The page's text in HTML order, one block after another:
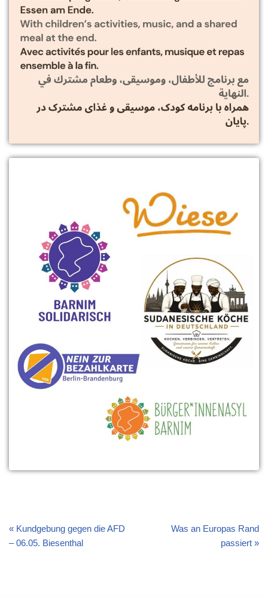
Kundgebung gegen die AFD
– 06.05. Biesenthal
Was an Europas Rand
passiert